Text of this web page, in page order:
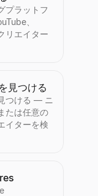
プラットフ
、
リエイター
見つける
つける — ニ
たは任意の
イターを検